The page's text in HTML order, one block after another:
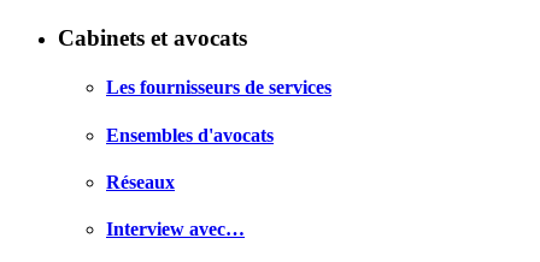
Cabinets et avocats
Les fournisseurs de services
Ensembles d'avocats
Réseaux
Interview avec…